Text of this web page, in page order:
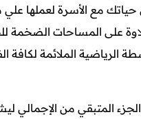
مع الأسرة لعملها علي
على المساحات الضخمة
الرياضية الملائمة لكافة
المتبقي من الإجمالي